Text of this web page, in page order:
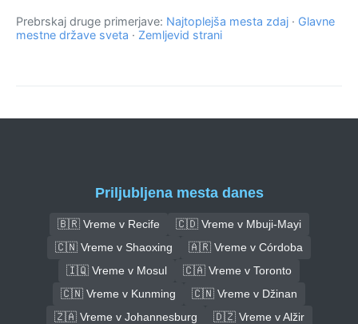
Prebrskaj druge primerjave: Najtoplejša mesta zdaj · Glavne
mestne države sveta · Zemljevid strani
Priljubljena mesta danes
🇧🇷 Vreme v Recife
🇨🇩 Vreme v Mbuji-Mayi
🇨🇳 Vreme v Shaoxing
🇦🇷 Vreme v Córdoba
🇮🇶 Vreme v Mosul
🇨🇦 Vreme v Toronto
🇨🇳 Vreme v Kunming
🇨🇳 Vreme v Džinan
🇿🇦 Vreme v Johannesburg
🇩🇿 Vreme v Alžir